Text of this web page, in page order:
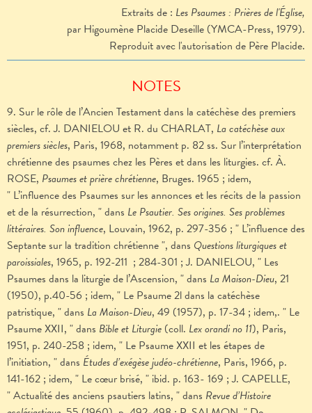
Extraits de : Les Psaumes : Prières de l'Église,
par Higoumène Placide Deseille (YMCA-Press, 1979).
Reproduit avec l'autorisation de Père Placide.
NOTES
9. Sur le rôle de l’Ancien Testament dans la catéchèse des premiers
siècles, cf. J. DANIELOU et R. du CHARLAT, La catéchèse aux
premiers siècles, Paris, 1968, notamment p. 82 ss. Sur l’interprétation
chrétienne des psaumes chez les Pères et dans les liturgies. cf. À.
ROSE, Psaumes et prière chrétienne, Bruges. 1965 ; idem,
" L’influence des Psaumes sur les annonces et les récits de la passion
et de la résurrection, " dans Le Psautier. Ses origines. Ses problèmes
littéraires. Son influence, Louvain, 1962, p. 297-356 ; " L’influence des
Septante sur la tradition chrétienne ", dans Questions liturgiques et
paroissiales, 1965, p. 192-211 ; 284-301 ; J. DANIELOU, " Les
Psaumes dans la liturgie de l’Ascension, " dans LaMaison-Dieu, 21
(1950), p.40-56 ; idem, " Le Psaume 2l dans la catéchèse
patristique, " dans La Maison-Dieu, 49 (1957), p. 17-34 ; idem,. " Le
Psaume XXII, " dans Bible et Liturgie (coll. Lex orandi no 11), Paris,
1951, p. 240-258 ; idem, " Le Psaume XXII et les étapes de
l’initiation, " dans Études d’exégèse judéo-chrétienne, Paris, 1966, p.
141-162 ; idem, " Le cœur brisé, " ibid. p. 163- 169 ; J. CAPELLE,
" Actualité des anciens psautiers latins, " dans Revue d’Histoire